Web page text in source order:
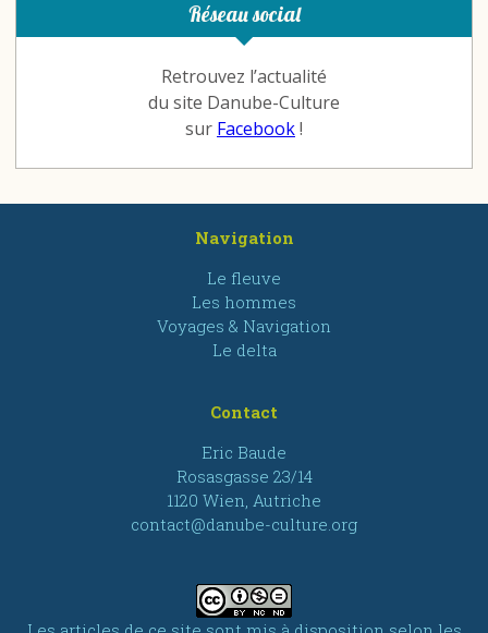
Réseau social
Retrouvez l’actualité
du site Danube-Culture
sur Facebook!
Navigation
Le fleuve
Les hommes
Voyages & Navigation
Le delta
Contact
Eric Baude
Rosasgasse 23/14
1120 Wien, Autriche
contact@danube-culture.org